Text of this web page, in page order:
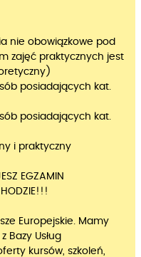
nie obowiązkowe pod
zajęć praktycznych jest
posiadających kat.
posiadających kat.
i praktyczny
EGZAMIN
Europejskie. Mamy
Bazy Usług
kursów, szkoleń,